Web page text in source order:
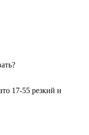
17-55 резкий и